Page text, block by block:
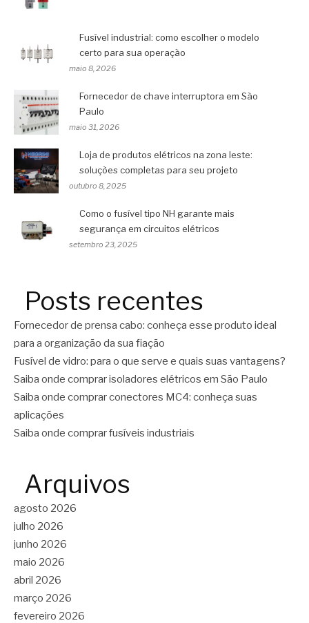
Fusível industrial: como escolher o modelo
certo para sua operação
maio 8, 2026
Fornecedor de chave interruptora em São
Paulo
maio 31, 2026
Loja de produtos elétricos na zona leste:
soluções completas para seu projeto
outubro 8, 2025
Como o fusível tipo NH garante mais
segurança em circuitos elétricos
setembro 23, 2025
Posts recentes
Fornecedor de prensa cabo: conheça esse produto ideal
para a organização da sua fiação
Fusível de vidro: para o que serve e quais suas vantagens?
Saiba onde comprar isoladores elétricos em São Paulo
Saiba onde comprar conectores MC4: conheça suas
aplicações
Saiba onde comprar fusíveis industriais
Arquivos
agosto 2026
julho 2026
junho 2026
maio 2026
abril 2026
março 2026
fevereiro 2026